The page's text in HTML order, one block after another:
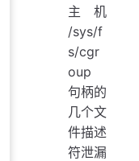
主机
/sys/f
s/cgr
oup
句柄的
几个文
件描述
符泄漏